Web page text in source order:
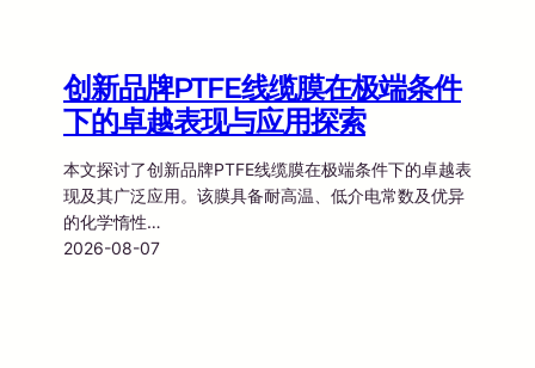
创新品牌PTFE线缆膜在极端条件
下的卓越表现与应用探索
本文探讨了创新品牌PTFE线缆膜在极端条件下的卓越表
现及其广泛应用。该膜具备耐高温、低介电常数及优异
的化学惰性…
2026-08-07